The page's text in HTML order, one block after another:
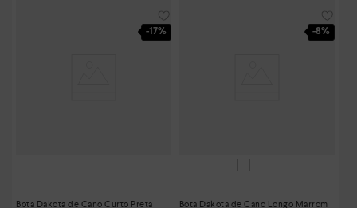
-17%
Bota Dakota de Cano Curto Preta
-8%
Bota Dakota de Cano Longo Marrom